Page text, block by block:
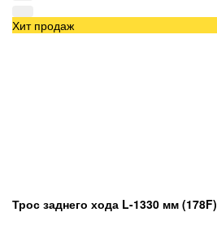
Хит продаж
Трос заднего хода L-1330 мм (178F)